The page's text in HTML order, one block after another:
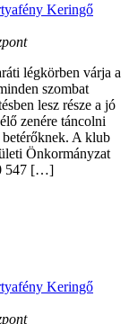
Keringő
légkörben várja a
szombat
lesz része a jó
zenére táncolni
betérőknek. A klub
Önkormányzat
547 […]
Keringő